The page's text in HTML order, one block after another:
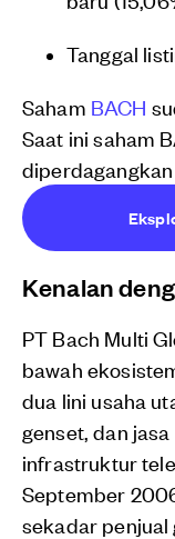
Tanggal
Saham BACH
Saat ini saham
Kenalan
PT Bach Multi
bawah
dua lini usaha
genset, dan
infrastruktur
September
sekadar